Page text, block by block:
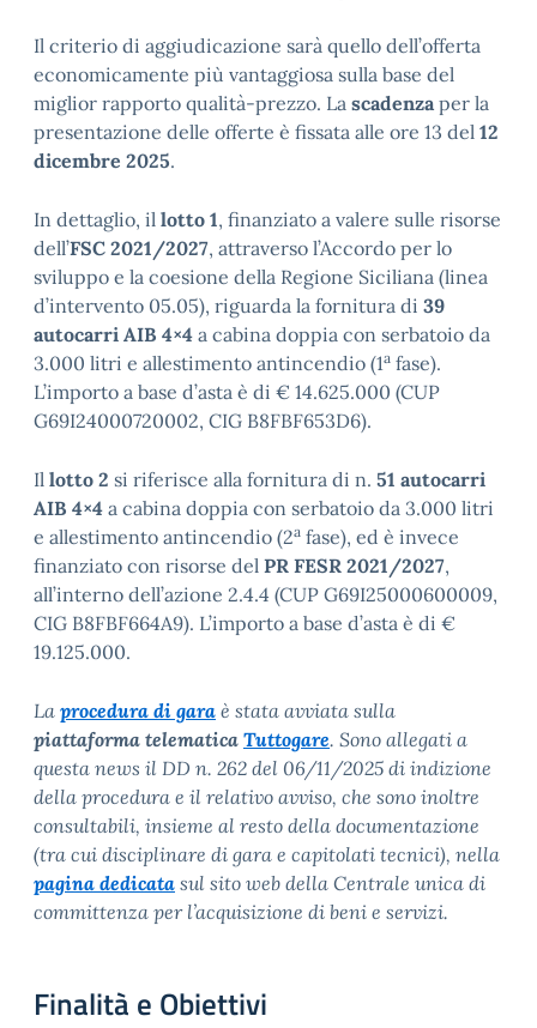
Il criterio di aggiudicazione sarà quello dell’offerta
economicamente più vantaggiosa sulla base del
miglior rapporto qualità-prezzo. La scadenzaper la
presentazione delle offerte è fissata alle ore 13 del 12
dicembre 2025.
In dettaglio, il lotto 1, finanziato a valere sulle risorse
dell’FSC 2021/2027, attraverso l’Accordo per lo
sviluppo e la coesione della Regione Siciliana (linea
d’intervento 05.05), riguarda la fornitura di 39
autocarri AIB 4×4 a cabina doppia con serbatoio da
3.000 litri e allestimento antincendio (1a fase).
L’importo a base d’asta è di € 14.625.000 (CUP
G69I24000720002, CIG B8FBF653D6).
Il lotto 2 si riferisce alla fornitura di n. 51 autocarri
AIB 4×4 a cabina doppia con serbatoio da 3.000 litri
e allestimento antincendio (2a fase), ed è invece
finanziato con risorse del PR FESR 2021/2027,
all’interno dell’azione 2.4.4 (CUP G69I25000600009,
CIG B8FBF664A9). L’importo a base d’asta è di €
19.125.000.
La procedura di gara è stata avviata sulla
piattaforma telematica Tuttogare. Sono allegati a
questa news il DD n. 262 del 06/11/2025 di indizione
della procedura e il relativo avviso, che sono inoltre
consultabili, insieme al resto della documentazione
(tra cui disciplinare di gara e capitolati tecnici), nella
pagina dedicata sul sito web della Centrale unica di
committenza per l’acquisizione di beni e servizi.
Finalità e Obiettivi